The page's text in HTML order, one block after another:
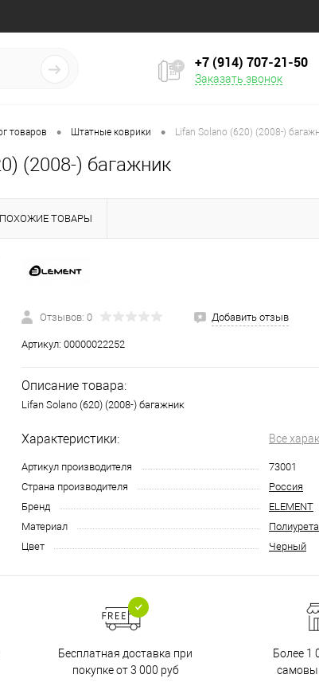
+7 (914) 707‒21‒50
Заказать звонок
товаров • Штатные коврики • Lifan Solano (620) (2008-)
(2008-) багажник
ПОХОЖИЕ ТОВАРЫ
Отзывов: 0 Добавить отзыв
Артикул: 00000022252
Описание товара:
Lifan Solano (620) (2008-) багажник
Характеристики: Все
Артикул производителя
73001
Страна производителя
Россия
Бренд
ELEMENT
Материал
Цвет
Черный
Бесплатная доставка при
покупке от 3 000 руб
Более 1